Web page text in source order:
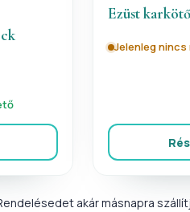
Ezüst
Jelenleg
akár másnapra